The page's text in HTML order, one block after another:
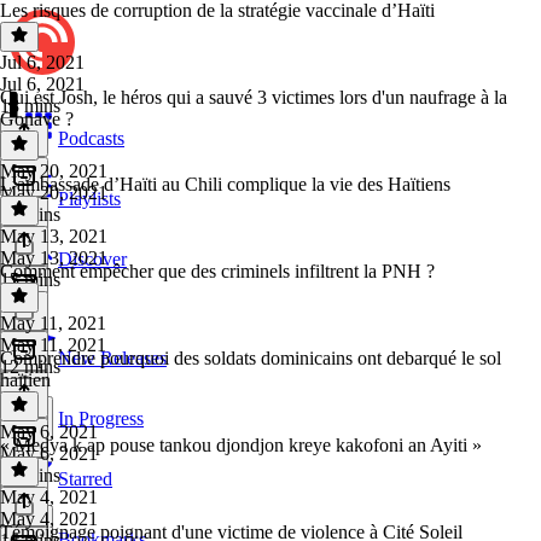
Podcasts
Playlists
Discover
New Releases
In Progress
Starred
Les risques de corruption de la stratégie vaccinale d’Haïti
Jul 6, 2021
Jul 6, 2021
18 mins
Qui est Josh, le héros qui a sauvé 3 victimes lors d'un naufrage à la
Gonave ?
May 20, 2021
May 20, 2021
10 mins
L’ambassade d’Haïti au Chili complique la vie des Haïtiens
May 13, 2021
May 13, 2021
15 mins
Comment empêcher que des criminels infiltrent la PNH ?
May 11, 2021
May 11, 2021
12 mins
Comprendre pourquoi des soldats dominicains ont debarqué le sol
haïtien
May 6, 2021
May 6, 2021
17 mins
« Medya k ap pouse tankou djondjon kreye kakofoni an Ayiti »
May 4, 2021
May 4, 2021
Témoignage poignant d'une victime de violence à Cité Soleil